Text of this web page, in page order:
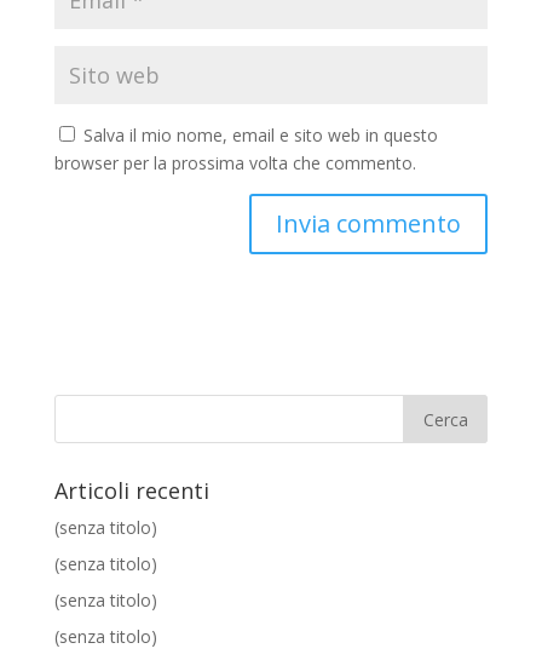
Salva il mio nome, email e sito web in questo
browser per la prossima volta che commento.
Articoli recenti
(senza titolo)
(senza titolo)
(senza titolo)
(senza titolo)